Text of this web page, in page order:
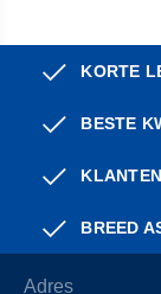
KORTE
BESTE
BREED
Adres